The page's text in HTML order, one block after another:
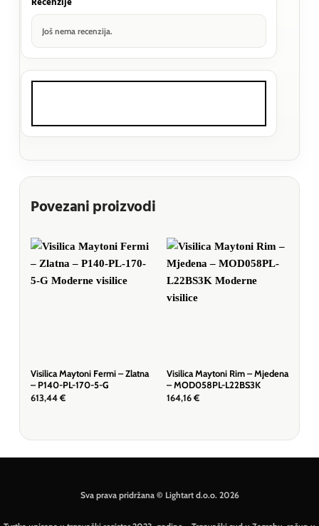
Još nema recenzija.
Povezani proizvodi
Visilica Maytoni Fermi – Zlatna
– P140-PL-170-5-G
613,44 €
Visilica Maytoni Rim – Mjedena
– MOD058PL-L22BS3K
164,16 €
Sva prava pridržana © Lightart d.o.o. 2026